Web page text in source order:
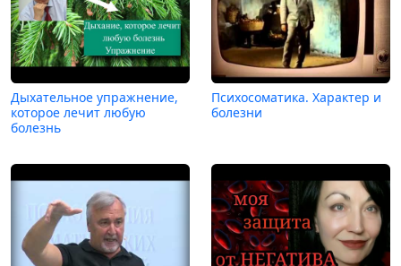
Дыхательное упражнение,
которое лечит любую
болезнь
Психосоматика. Характер и
болезни